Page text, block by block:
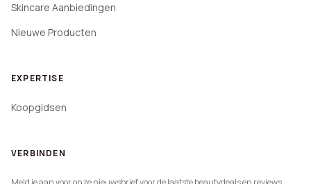
Skincare Aanbiedingen
Nieuwe Producten
EXPERTISE
Koopgidsen
VERBINDEN